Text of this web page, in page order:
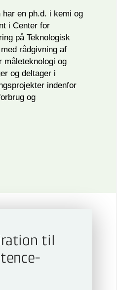
har en ph.d. i kemi og
i Center for
på Teknologisk
rådgivning af
måleteknologi og
og deltager i
indenfor
og
til